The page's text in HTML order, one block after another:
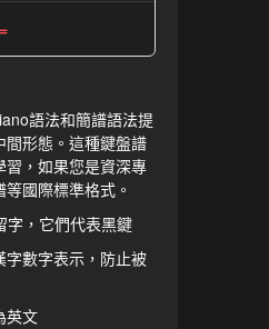
=
語法和簡譜語法提
間形態。這種鍵盤譜
習，如果您是資深專
國際標準格式。
字，它們代表黑鍵
字數字表示，防止被
英文